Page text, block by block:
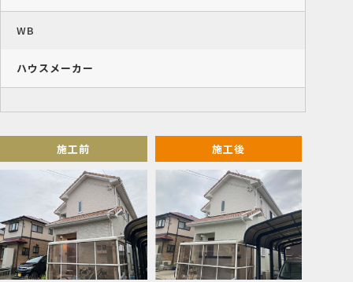
WB
ハウスメーカー
施工前 施工後